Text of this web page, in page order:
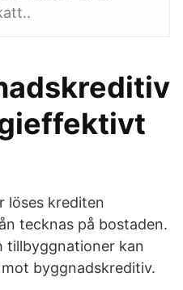
löses krediten
tecknas på bostaden.
tillbyggnationer kan
byggnadskreditiv.